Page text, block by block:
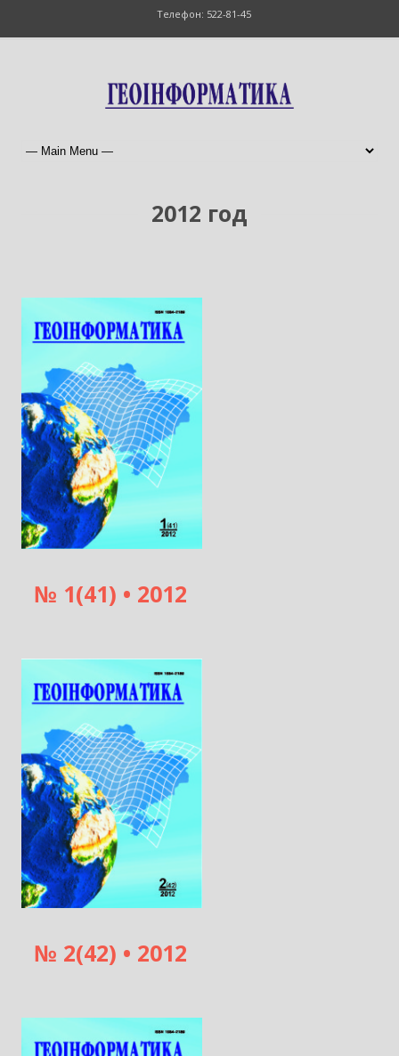
Телефон: 522-81-45
2012 год
№ 1(41) • 2012
№ 2(42) • 2012